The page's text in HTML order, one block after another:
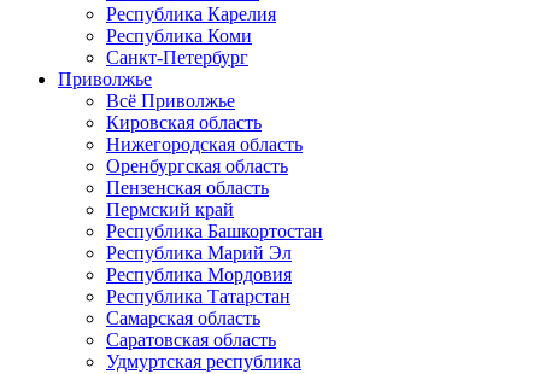
Республика Карелия
Республика Коми
Санкт-Петербург
Приволжье
Всё Приволжье
Кировская область
Нижегородская область
Оренбургская область
Пензенская область
Пермский край
Республика Башкортостан
Республика Марий Эл
Республика Мордовия
Республика Татарстан
Самарская область
Саратовская область
Удмуртская республика